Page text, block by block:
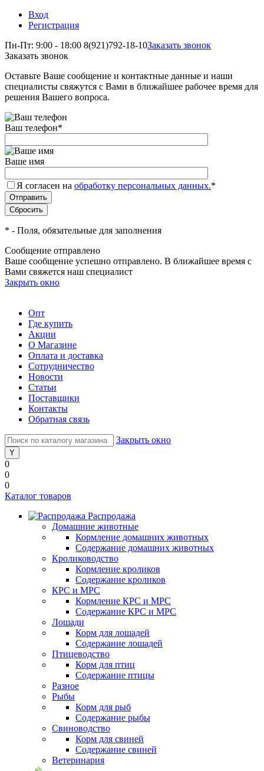
Вход
Регистрация
Пн-Пт: 9:00 - 18:00 8(921)792-18-10Заказать звонок
Заказать звонок
Оставьте Ваше сообщение и контактные данные и наши
специалисты свяжутся с Вами в ближайшее рабочее время для
решения Вашего вопроса.
Ваш телефон*
Ваше имя
Я согласен на обработку персональных данных.*
* - Поля, обязательные для заполнения
Сообщение отправлено
Ваше сообщение успешно отправлено. В ближайшее время с
Вами свяжется наш специалист
Закрыть окно
Опт
Где купить
Акции
О Магазине
Оплата и доставка
Сотрудничество
Новости
Статьи
Поставщики
Контакты
Обратная связь
Закрыть окно
0
0
0
Каталог товаров
Распродажа
Домашние животные
Кормление домашних животных
Содержание домашних животных
Кролиководство
Кормление кроликов
Содержание кроликов
КРС и МРС
Кормление КРС и МРС
Содержание КРС и МРС
Лошади
Корм для лошадей
Содержание лошадей
Птицеводство
Корм для птиц
Содержание птицы
Разное
Рыбы
Корм для рыб
Содержание рыбы
Свиноводство
Корм для свиней
Содержание свиней
Ветеринария